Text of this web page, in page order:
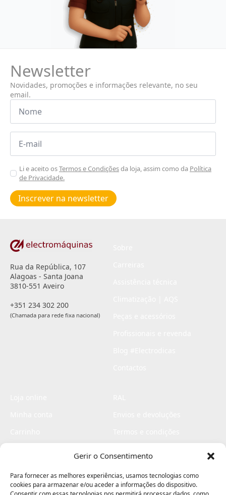
Gerir o Consentimento
Para fornecer as melhores experiências, usamos tecnologias como
cookies para armazenar e/ou aceder a informações do dispositivo.
Newsletter
Novidades, promoções e informações relevante, no seu
email.
Nome
Email
Aceitar
Poiticas
de
privacidade
Li e aceito osTermos e Condiçõesda loja, assim como da Política
de Privacidade.
Inscrever na newsletter
Rua da República, 107
Alagoas - Santa Joana
3810-551 Aveiro
+351 234 302 200
(Chamada para rede fixa nacional)
Livro de elogios